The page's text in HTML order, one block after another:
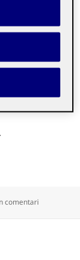
als
comentari